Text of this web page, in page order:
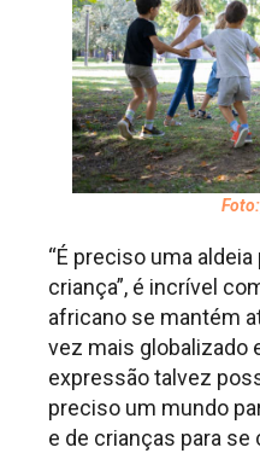
Foto:
“É preciso uma
criança”, é incrível
africano se mantém
vez mais globalizado
expressão talvez
preciso um mundo
e de crianças para se